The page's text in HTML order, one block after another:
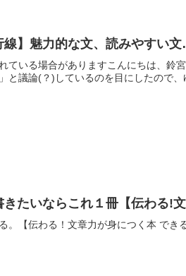
線】魅力的な文、読みやすい
ている場合がありますこんにちは、鈴
と議論(？)しているのを目にしたので
たいならこれ１冊【伝わる!文
。【伝わる！文章力が身につく本 でき